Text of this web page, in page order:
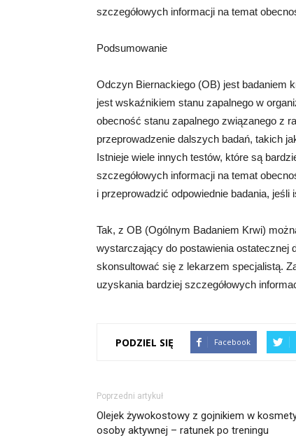
szczegółowych informacji na temat
Podsumowanie
Odczyn Biernackiego (OB) jest badaniem
jest wskaźnikiem stanu zapalnego w
obecność stanu zapalnego związanego z
przeprowadzenie dalszych badań, takich
Istnieje wiele innych testów, które są
szczegółowych informacji na temat
i przeprowadzić odpowiednie badania, jeśli
Tak, z OB (Ogólnym Badaniem Krwi)
wystarczający do postawienia ostatecznej
skonsultować się z lekarzem specjalistą.
uzyskania bardziej szczegółowych
PODZIEL SIĘ Facebook
Poprzedni artykuł
Olejek żywokostowy z gojnikiem w
osoby aktywnej – ratunek po treningu